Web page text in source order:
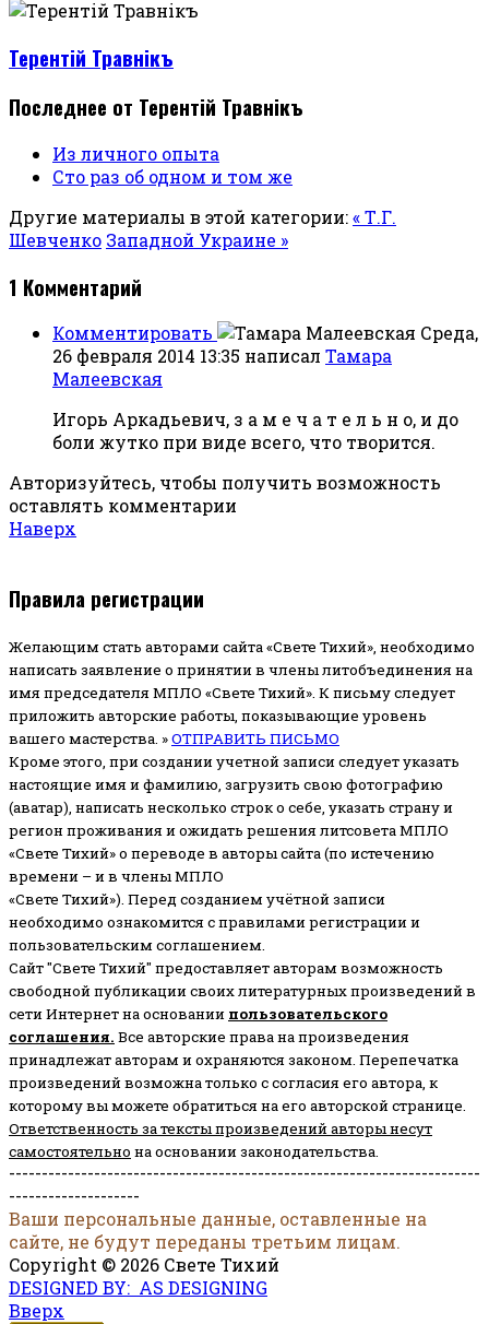
Терентiй Травнiкъ
Последнее от Терентiй Травнiкъ
Из личного опыта
Сто раз об одном и том же
Другие материалы в этой категории:« Т.Г.
Шевченко Западной Украине »
1 Комментарий
Комментировать
Среда,
26 февраля 2014 13:35 написал Тамара
Малеевская
Игорь Аркадьевич, з а м е ч а т е л ь н о, и до
боли жутко при виде всего, что творится.
Авторизуйтесь, чтобы получить возможность
оставлять комментарии
Наверх
Правила регистрации
Желающим стать авторами сайта «Свете Тихий», необходимо
написать заявление о принятии в члены литобъединения на
имя председателя МПЛО «Свете Тихий». К письму следует
приложить авторские работы, показывающие уровень
вашего мастерства. »ОТПРАВИТЬ ПИСЬМО
Кроме этого, при создании учетной записи следует указать
настоящие имя и фамилию, загрузить свою фотографию
(аватар), написать несколько строк о себе, указать страну и
регион проживания и ожидать решения литсовета МПЛО
«Свете Тихий» о переводе в авторы сайта (по истечению
времени – и в члены МПЛО
«Свете Тихий»). Перед созданием учётной записи
необходимо ознакомится с правилами регистрации и
пользовательским соглашением.
Сайт "Свете Тихий" предоставляет авторам возможность
свободной публикации своих литературных произведений в
сети Интернет на основании пользовательского
соглашения. Все авторские права на произведения
принадлежат авторам и охраняются законом. Перепечатка
произведений возможна только с согласия его автора, к
которому вы можете обратиться на его авторской странице.
Ответственность за тексты произведений авторы несут
самостоятельно на основании законодательства.
------------------------------------------------------------------------
--------------------
Ваши персональные данные, оставленные на
сайте, не будут переданы третьим лицам.
Copyright © 2026 Свете Тихий
DESIGNED BY: AS DESIGNING
Вверх